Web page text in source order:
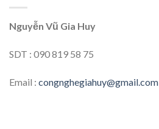
Nguyễn Vũ Gia Huy
SDT : 090 819 58 75
Email : congnghegiahuy@gmail.com